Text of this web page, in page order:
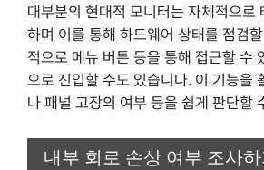
대부분의 현대적 모니터는 자체적으로
하며 이를 통해 하드웨어 상태를 점검
적으로 메뉴 버튼 등을 통해 접근할 수
으로 진입할 수도 있습니다. 이 기능을
나 패널 고장의 여부 등을 쉽게 판단할
내부 회로 손상 여부 조사하